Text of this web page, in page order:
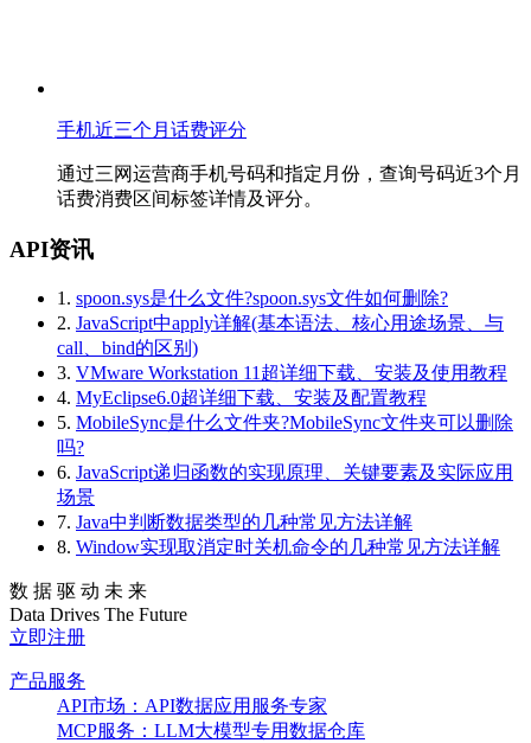
手机近三个月话费评分
通过三网运营商手机号码和指定月份，查询号码近3个月
话费消费区间标签详情及评分。
API资讯
1. spoon.sys是什么文件?spoon.sys文件如何删除?
2. JavaScript中apply详解(基本语法、核心用途场景、与
call、bind的区别)
3. VMware Workstation 11超详细下载、安装及使用教程
4. MyEclipse6.0超详细下载、安装及配置教程
5. MobileSync是什么文件夹?MobileSync文件夹可以删除
吗?
6. JavaScript递归函数的实现原理、关键要素及实际应用
场景
7. Java中判断数据类型的几种常见方法详解
8. Window实现取消定时关机命令的几种常见方法详解
数 据 驱 动 未 来
Data Drives The Future
立即注册
产品服务
API市场：API数据应用服务专家
MCP服务：LLM大模型专用数据仓库